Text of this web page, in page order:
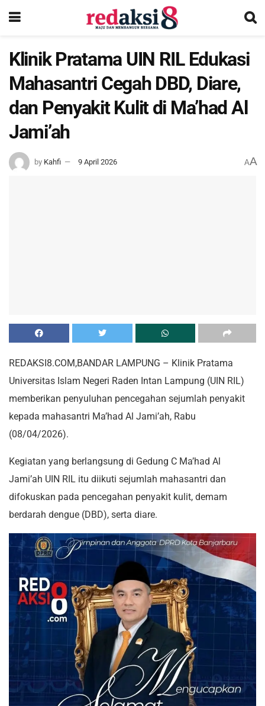
Klinik Pratama UIN RIL Edukasi
Mahasantri Cegah DBD, Diare,
dan Penyakit Kulit di Ma’had Al
Jami’ah
by Kahfi 9 April 2026 AA
REDAKSI8.COM,BANDAR LAMPUNG – Klinik Pratama
Universitas Islam Negeri Raden Intan Lampung (UIN RIL)
memberikan penyuluhan pencegahan sejumlah penyakit
kepada mahasantri Ma’had Al Jami’ah, Rabu
(08/04/2026).
Kegiatan yang berlangsung di Gedung C Ma’had Al
Jami’ah UIN RIL itu diikuti sejumlah mahasantri dan
difokuskan pada pencegahan penyakit kulit, demam
berdarah dengue (DBD), serta diare.